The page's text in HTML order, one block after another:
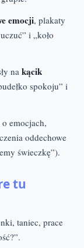
emocji, plakaty
i „koło
na kącik
spokoju” i
emocjach,
oddechowe
świeczkę”).
tu
taniec, prace